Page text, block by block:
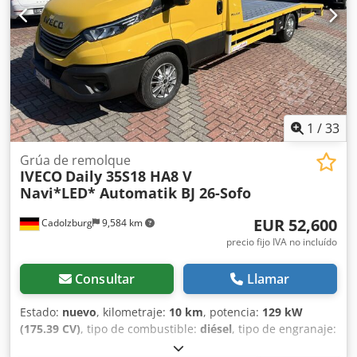
1 /33
Cadolzburg 9,584 km
Grúa de remolque
IVECO Daily 35S18 HA8 V
Navi*LED* Automatik BJ 26-Sofo
EUR 52,600
precio fijo IVA no incluído
Consultar Llamar
Estado: nuevo, kilometraje: 10 km, potencia: 129 kW
(175.39 CV), tipo de combustible: diésel, tipo de engranaje:
3,500 kg